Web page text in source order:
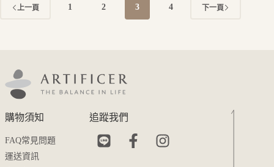
上一頁 1 2 3 4 下一頁
購物須知
FAQ常見問題
運送資訊
追蹤我們